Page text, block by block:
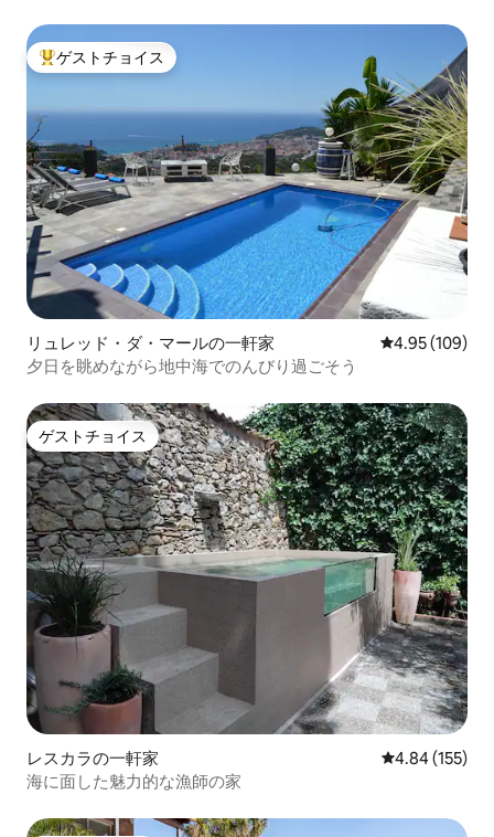
大好評のゲストチョイスです。
ゲストチョイス
リュレッド・ダ・マールの一軒家 レビュー109
4.95 (109)
夕日を眺めながら地中海でのんびり過ごそう
ゲストチョイス
ゲストチョイス
レスカラの一軒家 レビュー155
4.84 (155)
海に面した魅力的な漁師の家